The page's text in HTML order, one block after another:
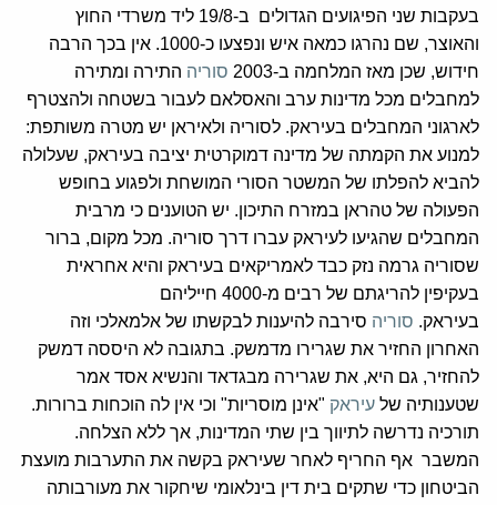
בעקבות שני הפיגועים הגדולים ב-19/8 ליד משרדי החוץ
והאוצר, שם נהרגו כמאה איש ונפצעו כ-1000. אין בכך הרבה
חידוש, שכן מאז המלחמה ב-2003
סוריה התירה ומתירה
למחבלים מכל מדינות ערב והאסלאם לעבור בשטחה ולהצטרף
לארגוני המחבלים בעיראק. לסוריה ולאיראן יש מטרה משותפת:
למנוע את הקמתה של מדינה דמוקרטית יציבה בעיראק, שעלולה
להביא להפלתו של המשטר הסורי המושחת ולפגוע בחופש
הפעולה של טהראן במזרח התיכון. יש הטוענים כי מרבית
המחבלים שהגיעו לעיראק עברו דרך סוריה. מכל מקום, ברור
שסוריה גרמה נזק כבד לאמריקאים בעיראק והיא אחראית
בעקיפין להריגתם של רבים מ-4000 חייליהם
בעיראק. סוריה סירבה להיענות לבקשתו של אלמאלכי וזה
האחרון החזיר את שגרירו מדמשק. בתגובה לא היססה דמשק
להחזיר, גם היא, את שגרירה מבגדאד והנשיא אסד אמר
שטענותיה של עיראק "אינן מוסריות" וכי אין לה הוכחות ברורות.
תורכיה נדרשה לתיווך בין שתי המדינות, אך ללא הצלחה.
המשבר אף החריף לאחר שעיראק בקשה את התערבות מועצת
הביטחון כדי שתקים בית דין בינלאומי שיחקור את מעורבותה